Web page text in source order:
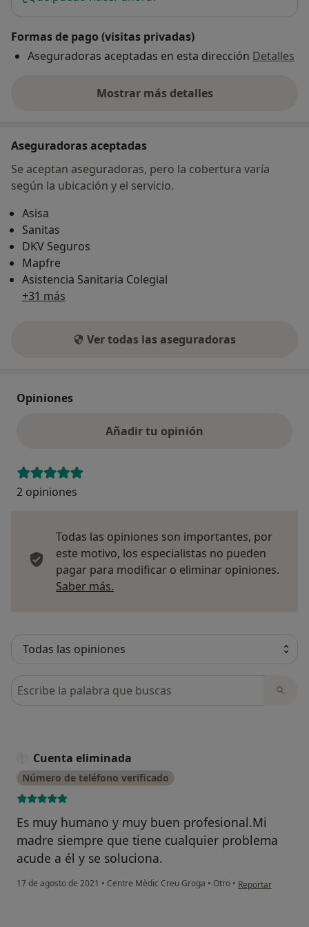
Formas de pago (visitas privadas)
Aseguradoras aceptadas en esta dirección Detalles
Mostrar más detalles
sobre la dirección
Aseguradoras aceptadas
Se aceptan aseguradoras, pero la cobertura varía
según la ubicación y el servicio.
Asisa
Sanitas
DKV Seguros
Mapfre
Asistencia Sanitaria Colegial
+31 más
Ver todas las aseguradoras
Opiniones
Añadir tu opinión
2 opiniones
Todas las opiniones son importantes, por
este motivo, los especialistas no pueden
pagar para modificar o eliminar opiniones.
Saber más.
Busca en opiniones
Cuenta eliminada
Número de teléfono verificado
Es muy humano y muy buen profesional.Mi
madre siempre que tiene cualquier problema
acude a él y se soluciona.
17 de agosto de 2021 • Centre Mèdic Creu Groga • Otro • en opinión del
Reportar